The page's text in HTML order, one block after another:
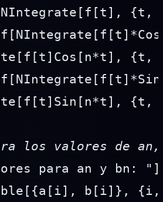
{t,
{t,
{t,
los valores de an,
para an y bn: "]
b[i]},